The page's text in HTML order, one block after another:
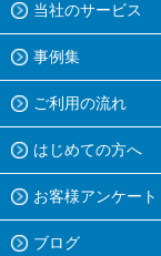
当社のサービス
事例集
ご利用の流れ
はじめての方へ
お客様アンケート
ブログ